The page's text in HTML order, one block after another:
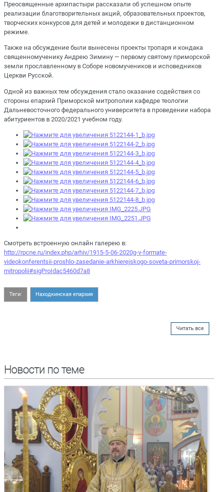
Преосвященные архипастыри рассказали об успешном опыте
реализации благотворительных акций, образовательных проектов,
творческих конкурсов для детей и молодежи в дистанционном
режиме.
Также на обсуждение были вынесены проекты тропаря и кондака
священномученику Андрею Зимину — первому святому приморской
земли прославленному в Соборе новомучеников и исповедников
Церкви Русской.
Одной из важных тем обсуждения стало оказание содействия со
стороны епархий Приморской митрополии кафедре теологии
Дальневосточного федерального университета в проведении набора
абитуриентов в 2020/2021 учебном году.
Смотреть встроенную онлайн галерею в:
http://rpcne.ru/index.php/arhiv/1915-5-06-2020g-v-formate-
videokonferentsii-proshlo-zasedanie-arkhierejskogo-soveta-primorskoj-
mitropolii#sigProIdac5460d7a8
Теги: Находкинская епархия
Читать все
Новости по теме